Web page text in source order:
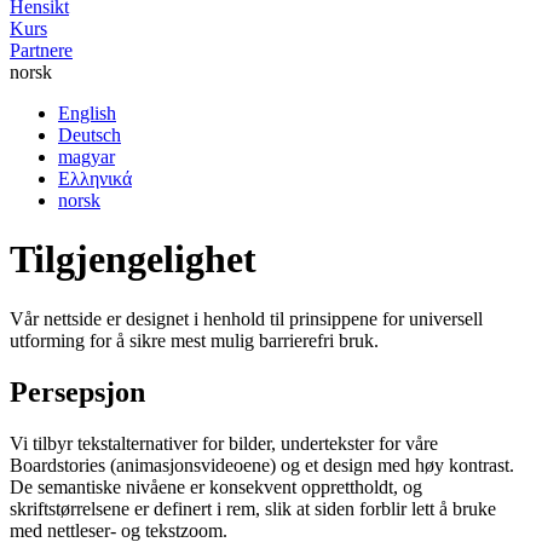
Hensikt
Kurs
Partnere
norsk
English
Deutsch
magyar
Ελληνικά
norsk
Tilgjengelighet
Vår nettside er designet i henhold til prinsippene for universell
utforming for å sikre mest mulig barrierefri bruk.
Persepsjon
Vi tilbyr tekstalternativer for bilder, undertekster for våre
Boardstories (animasjonsvideoene) og et design med høy kontrast.
De semantiske nivåene er konsekvent opprettholdt, og
skriftstørrelsene er definert i rem, slik at siden forblir lett å bruke
med nettleser- og tekstzoom.